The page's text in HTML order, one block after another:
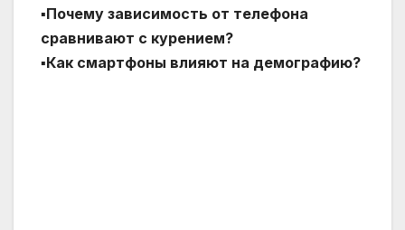
▪️Почему зависимость от телефона
сравнивают с курением?
▪️Как смартфоны влияют на демографию?